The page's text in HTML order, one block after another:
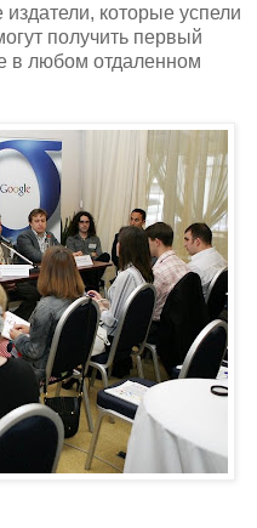
которые успели
получить первый
в любом отдаленном